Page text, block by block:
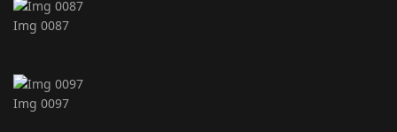
Img 0087
Img 0097